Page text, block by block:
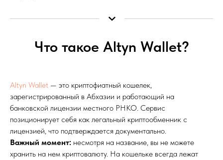
Что такое Altyn Wallet?
Altyn Wallet — это криптофиатный кошелек,
зарегистрированный в Абхазии и работающий на
банковской лицензии местного РНКО. Сервис
позиционирует себя как легальный криптообменник с
лицензией, что подтверждается документально.
Важный момент: несмотря на название, вы не можете
хранить на нем криптовалюту. На кошельке всегда лежат